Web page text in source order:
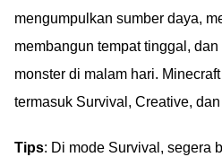
mengumpulkan sumber daya,
membangun tempat tinggal,
monster di malam hari.
termasuk Survival, Creative,
Tips: Di mode Survival, segera